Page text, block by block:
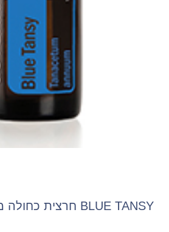
BLUE TANSY חרצית כחולה מרוקאי